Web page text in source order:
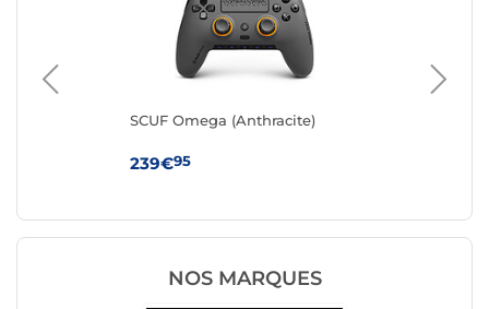
SCUF Omega (Anthracite)
239€95
NOS MARQUES